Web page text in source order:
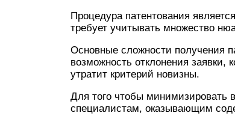
Процедура патентования
требует учитывать множество
Основные сложности получения
возможность отклонения заявки,
утратит критерий новизны.
Для того чтобы минимизировать
специалистам, оказывающим